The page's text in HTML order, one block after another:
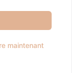
maintenant